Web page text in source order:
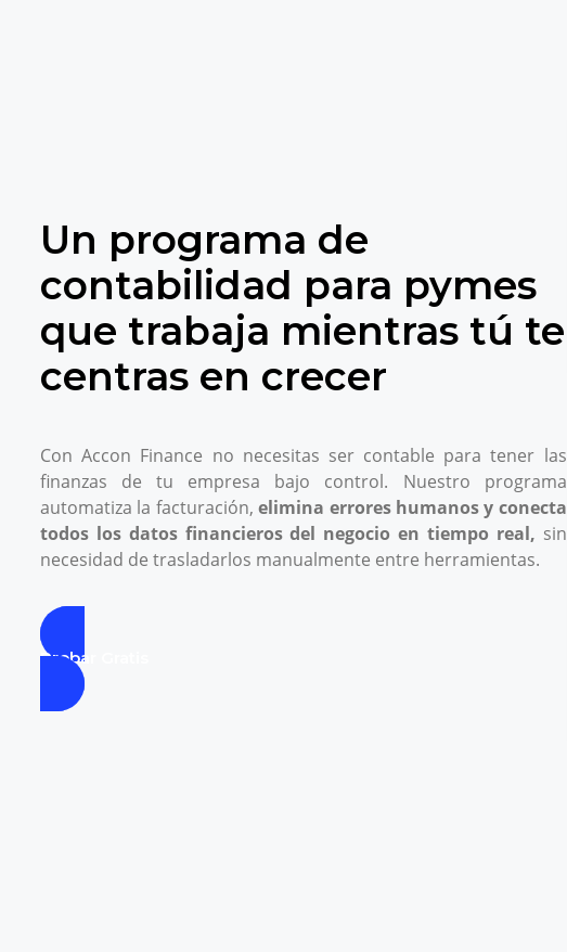
Un programa de
contabilidad para pymes
que trabaja mientras tú te
centras en crecer
Con Accon Finance no necesitas ser contable para tener las
finanzas de tu empresa bajo control. Nuestro programa
automatiza la facturación, elimina errores humanos y conecta
todos los datos financieros del negocio en tiempo real, sin
necesidad de trasladarlos manualmente entre herramientas.
Probar Gratis